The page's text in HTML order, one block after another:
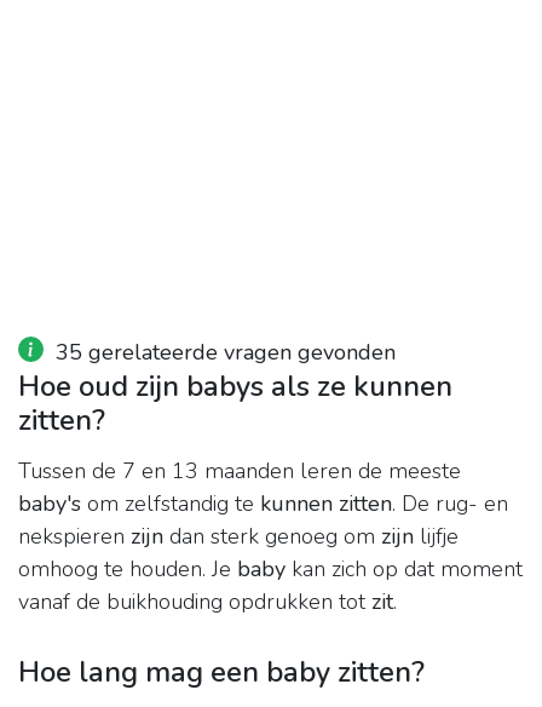
35 gerelateerde vragen gevonden
Hoe oud zijn babys als ze kunnen
zitten?
Tussen de 7 en 13 maanden leren de meeste
baby's om zelfstandig te kunnen zitten. De rug- en
nekspieren zijn dan sterk genoeg om zijn lijfje
omhoog te houden. Je baby kan zich op dat moment
vanaf de buikhouding opdrukken tot zit.
Hoe lang mag een baby zitten?